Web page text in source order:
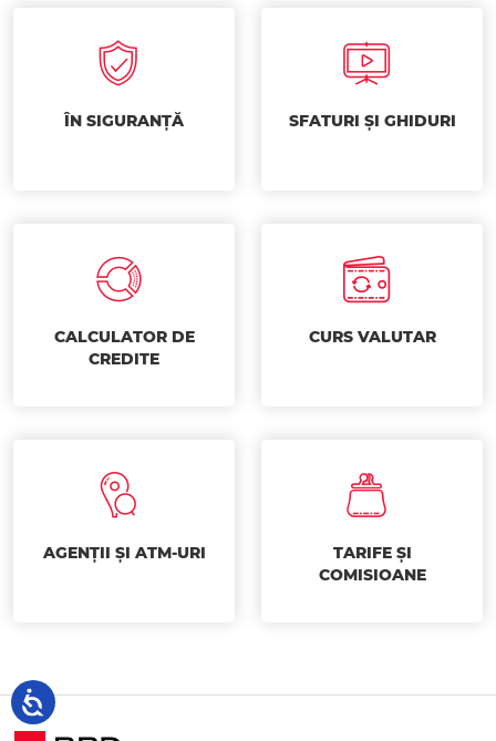
ÎN SIGURANȚĂ SFATURI ȘI GHIDURI
CALCULATOR DE
CREDITE
CURS VALUTAR
AGENȚII ȘI ATM-URI
TARIFE ȘI
COMISIOANE